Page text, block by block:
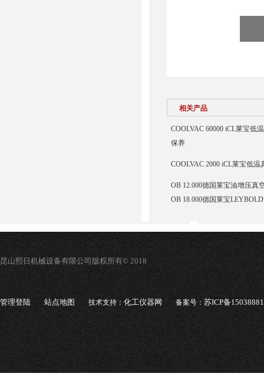
相关产品
COOLVAC 60000 iCL莱宝低
保养
COOLVAC 2000 iCL莱宝低温
OB 12.000德国莱宝油增压真
OB 18.000德国莱宝
昆山熙日机械设备有限公司版权所有© 2018
管理登陆 站点地图 技术支持：化工仪器网 备案号：苏ICP备